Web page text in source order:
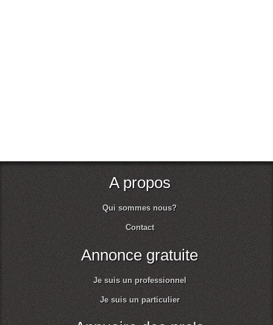
A propos
Qui sommes nous?
Contact
Annonce gratuite
Je suis un professionnel
Je suis un particulier